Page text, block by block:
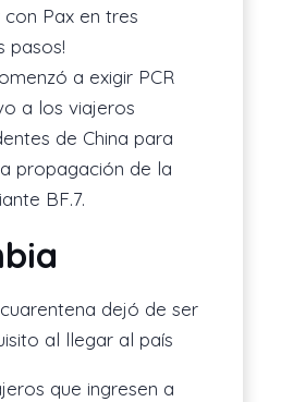
Pax en tres
pasos!
a exigir PCR
a los viajeros
de China para
propagación de la
BF.7.
dejó de ser
al llegar al país
que ingresen a